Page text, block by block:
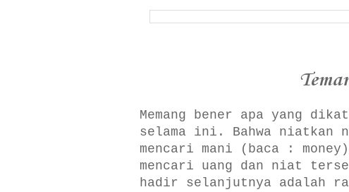
Memang bener apa yang
selama ini. Bahwa niatkan
mencari mani (baca :
mencari uang dan niat
hadir selanjutnya adalah